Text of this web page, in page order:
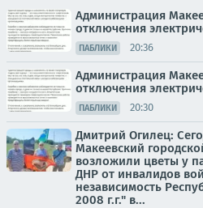
Администрация
отключения
ПАБЛИКИ 20:36
Администрация
отключения
ПАБЛИКИ 20:30
Дмитрий Огилец:
Макеевский
возложили цветы у
ДНР от инвалидов
независимость
2008 г.г." в...